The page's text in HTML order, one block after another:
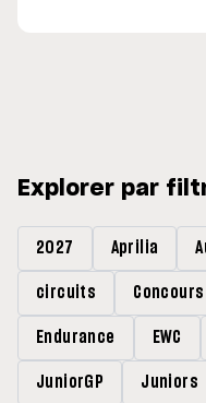
Explorer par
2027 Aprilia
circuits Concours
Endurance EWC
JuniorGP Juniors